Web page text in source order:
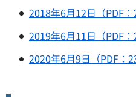
2018年6月12日（PDF：
2019年6月11日（PDF：
2020年6月9日（PDF：